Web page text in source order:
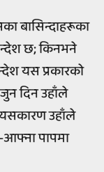
बासिन्दाहरूका
छ; किनभने
यस प्रकारको
दिन उहाँले
यसकारण उहाँले
पापमा